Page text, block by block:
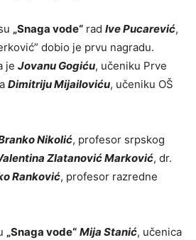
„Snaga vode“ rad Ive Pucarević,
dobio je prvu nagradu.
je Jovanu Gogiću, učeniku Prve
Dimitriju Mijailoviću, učeniku OŠ
Nikolić, profesor srpskog
Zlatanović Marković, dr.
Ranković, profesor razredne
„Snaga vode“ Mija Stanić, učenica